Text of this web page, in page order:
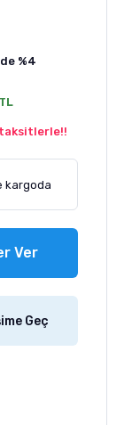
%4
taksitlerle!!
kargoda
Ver
Geç